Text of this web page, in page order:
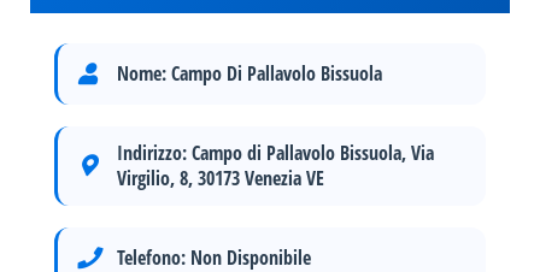
Nome:Campo Di Pallavolo Bissuola
Indirizzo:Campo di Pallavolo Bissuola, Via
Virgilio, 8, 30173 Venezia VE
Telefono: Non Disponibile